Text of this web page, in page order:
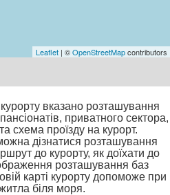
Leaflet | ©OpenStreetMapcontributors
курорту вказано розташування
приватного сектора,
схема проїзду на курорт.
дізнатися розташування
до курорту, як доїхати до
розташування баз
карті курорту допоможе при
біля моря.